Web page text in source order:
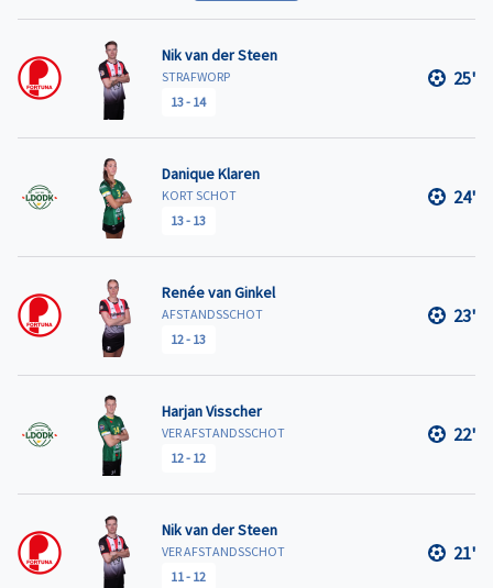
Nik van der Steen
STRAFWORP
13- 14
25'
Danique Klaren
KORT SCHOT
13- 13
24'
Renée van Ginkel
AFSTANDSSCHOT
12- 13
23'
Harjan Visscher
VER AFSTANDSSCHOT
12- 12
22'
Nik van der Steen
VER AFSTANDSSCHOT
11- 12
21'